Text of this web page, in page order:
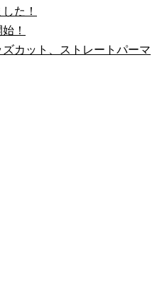
た！
！
カット、ストレートパーマ